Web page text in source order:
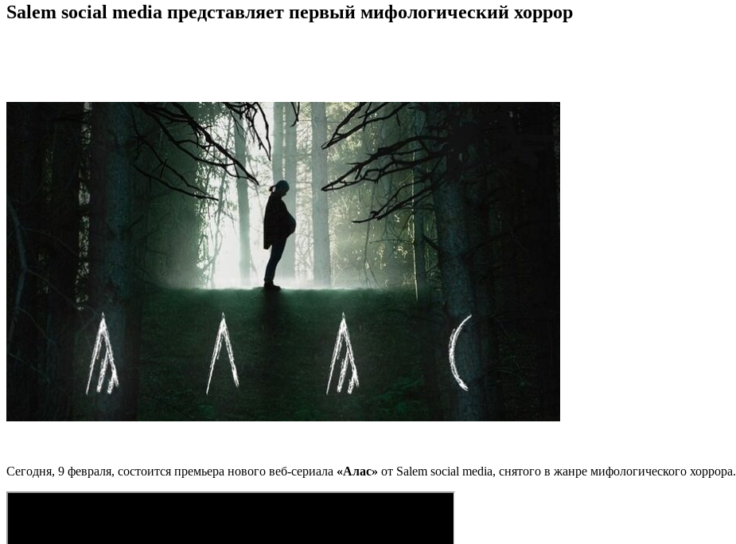
Salem social media представляет первый мифологический хоррор
Сегодня, 9 февраля, состоится премьера нового веб-сериала «Алас» от Salem social media, снятого в жанре мифологического хоррора.